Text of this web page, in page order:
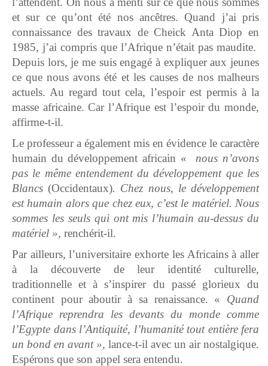
et sur ce qu’ont été nos ancêtres. Quand j’ai pris
connaissance des travaux de Cheick Anta Diop en
1985, j’ai compris que l’Afrique n’était pas maudite.
Depuis lors, je me suis engagé à expliquer aux jeunes
ce que nous avons été et les causes de nos malheurs
actuels. Au regard tout cela, l’espoir est permis à la
masse africaine. Car l’Afrique est l’espoir du monde,
affirme-t-il.
Le professeur a également mis en évidence le caractère
humain du développement africain « nous n’avons
pas le même entendement du développement que les
Blancs(Occidentaux). Chez nous, le développement
est humain alors que chez eux, c’est le matériel. Nous
sommes les seuls qui ont mis l’humain au-dessus du
matériel », renchérit-il.
Par ailleurs, l’universitaire exhorte les Africains à aller
à la découverte de leur identité culturelle,
traditionnelle et à s’inspirer du passé glorieux du
continent pour aboutir à sa renaissance. « Quand
l’Afrique reprendra les devants du monde comme
l’Egypte dans l’Antiquité, l’humanité tout entière fera
un bond en avant », lance-t-il avec un air nostalgique.
Espérons que son appel sera entendu.